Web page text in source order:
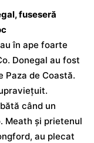
fuseseră
în ape foarte
Donegal au fost
Paza de Coastă.
când un
Meath și prietenul
au plecat